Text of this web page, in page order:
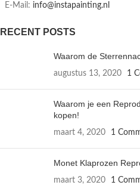
E-Mail: info@instapainting.nl
RECENT POSTS
Waarom de
augustus 13, 2020 1
Waarom je een
kopen!
maart 4, 2020 1
Monet Klaprozen
maart 3, 2020 1